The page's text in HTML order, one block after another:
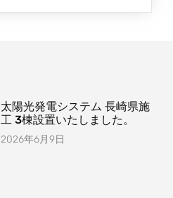
太陽光発電システム 長崎県施
工 3棟設置いたしました。
2026年6月9日